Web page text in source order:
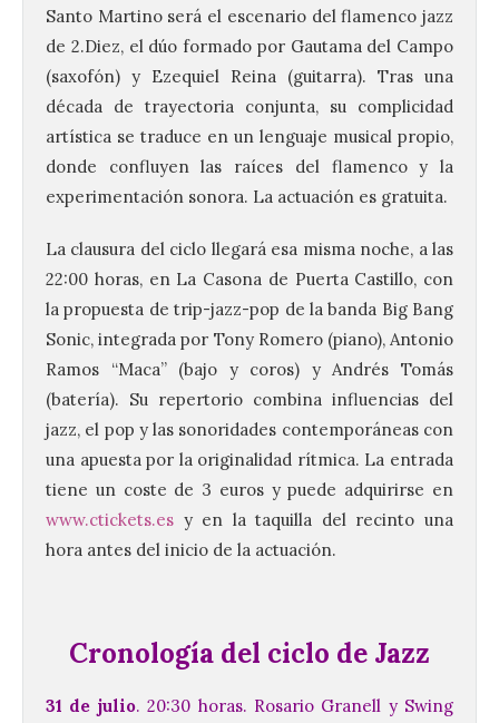
Santo Martino será el escenario del flamenco jazz
de 2.Diez, el dúo formado por Gautama del Campo
(saxofón) y Ezequiel Reina (guitarra). Tras una
década de trayectoria conjunta, su complicidad
artística se traduce en un lenguaje musical propio,
donde confluyen las raíces del flamenco y la
experimentación sonora. La actuación es gratuita.
La clausura del ciclo llegará esa misma noche, a las
22:00 horas, en La Casona de Puerta Castillo, con
la propuesta de trip-jazz-pop de la banda Big Bang
Sonic, integrada por Tony Romero (piano), Antonio
Ramos “Maca” (bajo y coros) y Andrés Tomás
(batería). Su repertorio combina influencias del
jazz, el pop y las sonoridades contemporáneas con
una apuesta por la originalidad rítmica. La entrada
tiene un coste de 3 euros y puede adquirirse en
www.ctickets.es y en la taquilla del recinto una
hora antes del inicio de la actuación.
Cronología del ciclo de Jazz
31 de julio. 20:30 horas. Rosario Granell y Swing